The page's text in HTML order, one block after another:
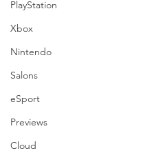
PlayStation
Xbox
Nintendo
Salons
eSport
Previews
Cloud